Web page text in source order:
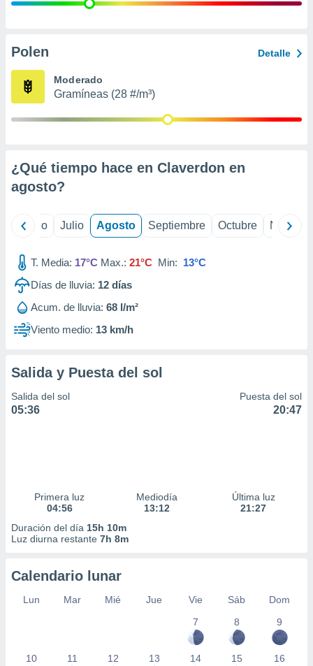
e
publicidad
Polen Detalle
Moderado
Gramíneas (28 #/m³)
¿Qué tiempo hace en Claverdon en
agosto?
Junio Julio Agosto Septiembre Octubre
T. Media: 17°C Max.: 21°C Min: 13°C
Días de lluvia: 12 días
Acum. de lluvia: 68 l/m²
Viento medio: 13 km/h
Salida y Puesta del sol
Salida del sol
05:36
Puesta del sol
20:47
Primera luz
04:56
Mediodía
13:12
Última luz
21:27
Duración del día 15h 10m
Luz diurna restante 7h 8m
Calendario lunar
Lun Mar Mié Jue Vie Sáb
Dom
7
8 9
10 11 12 13 14 15 16